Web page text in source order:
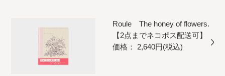
Roule The honey of flowers.
【2点までネコポス配送可】
価格： 2,640円(税込)